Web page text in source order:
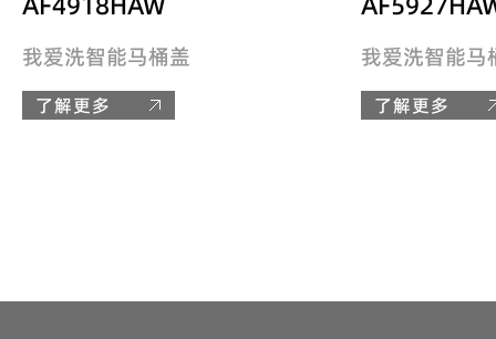
我爱洗智能马桶盖
了解更多
我爱洗智能马
了解更多